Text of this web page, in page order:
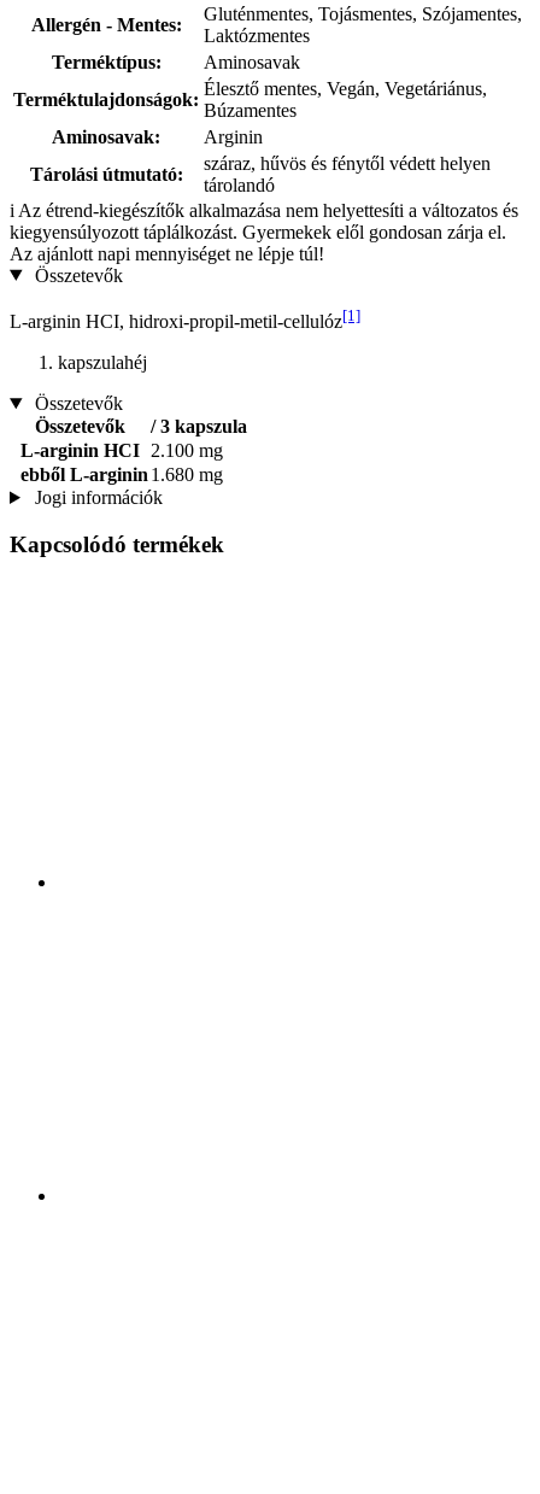
Allergén - Mentes:
Gluténmentes, Tojásmentes, Szójamentes,
Laktózmentes
Terméktípus:
Aminosavak
Terméktulajdonságok:
Élesztő mentes, Vegán, Vegetáriánus,
Búzamentes
Aminosavak:
Arginin
Tárolási útmutató:
száraz, hűvös és fénytől védett helyen
tárolandó
i Az étrend-kiegészítők alkalmazása nem helyettesíti a változatos és
kiegyensúlyozott táplálkozást. Gyermekek elől gondosan zárja el.
Az ajánlott napi mennyiséget ne lépje túl!
Összetevők
L-arginin HCI, hidroxi-propil-metil-cellulóz[1]
kapszulahéj
Összetevők
Összetevők
/ 3 kapszula
L-arginin HCI
2.100 mg
ebből L-arginin 1.680 mg
Jogi információk
Kapcsolódó termékek